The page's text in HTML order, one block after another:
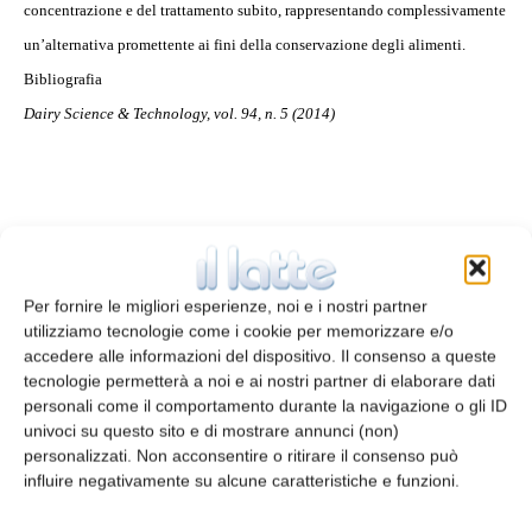
Per fornire le migliori esperienze, noi e i nostri partner
utilizziamo tecnologie come i cookie per memorizzare e/o
accedere alle informazioni del dispositivo. Il consenso a queste
tecnologie permetterà a noi e ai nostri partner di elaborare dati
personali come il comportamento durante la navigazione o gli ID
univoci su questo sito e di mostrare annunci (non)
personalizzati. Non acconsentire o ritirare il consenso può
influire negativamente su alcune caratteristiche e funzioni.
concentrazione e del trattamento subito, rappresentando complessivamente
un’alternativa promettente ai fini della conservazione degli alimenti.
Bibliografia
Dairy Science & Technology, vol. 94, n. 5 (2014)
formaggio svizzero mozzarella